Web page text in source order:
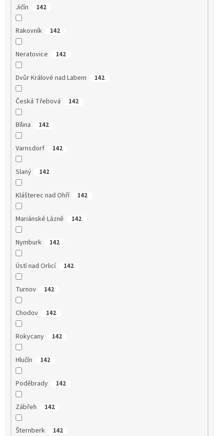
Jičín 142
Rakovník 142
Neratovice 142
Dvůr Králové nad Labem 142
Česká Třebová 142
Bílina 142
Varnsdorf 142
Slaný 142
Klášterec nad Ohří 142
Mariánské Lázně 142
Nymburk 142
Ústí nad Orlicí 142
Turnov 142
Chodov 142
Rokycany 142
Hlučín 142
Poděbrady 142
Zábřeh 142
Šternberk 142